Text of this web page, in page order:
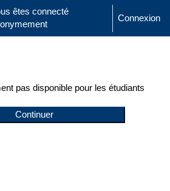
la saisie de recherche
êtes connecté
Connexion
pas disponible pour les étudiants
Continuer